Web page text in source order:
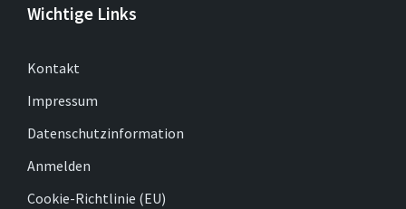
Wichtige Links
Kontakt
Impressum
Datenschutzinformation
Anmelden
Cookie-Richtlinie (EU)